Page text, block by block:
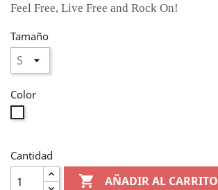
Feel Free, Live Free and Rock On!
Tamaño
Color
Cantidad
 AÑADIR AL CARRITO